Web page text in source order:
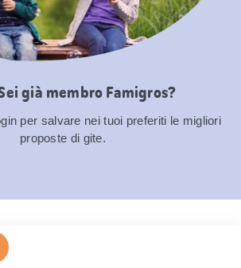
già membro Famigros?
per salvare nei tuoi preferiti le migliori
proposte di gite.